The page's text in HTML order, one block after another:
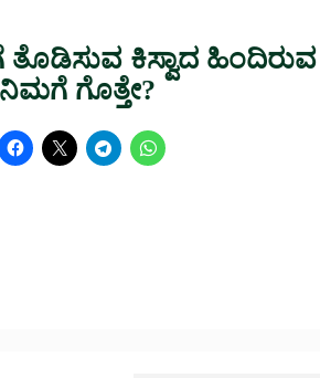
ತೊಡಿಸುವ ಕಿಸ್ವಾದ ಹಿಂದಿರುವ
ಗೊತ್ತೇ?